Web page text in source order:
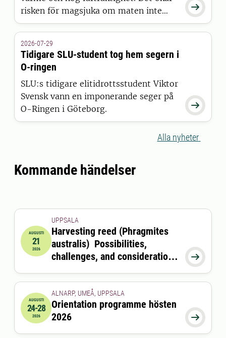

risken för magsjuka om maten inte
hanteras rätt. Sofia Boqvist, professor
delar sina viktigaste råd för säker
mathantering i sommar.

2026-07-29
Tidigare SLU-student tog hem segern i
O-ringen
SLU:s tidigare elitidrottsstudent Viktor
Svensk vann en imponerande seger på
O-Ringen i Göteborg.
Alla nyheter
Kommande händelser
2026-08-21 09:00:00
AUGUSTI
21
2026

UPPSALA
Harvesting reed (Phragmites
australis) Possibilities,
challenges, and considerations
feed production
2026-08-24 00:00:00
AUGUSTI
24-28
2026 
ALNARP, UMEÅ, UPPSALA
Orientation programme hösten
2026